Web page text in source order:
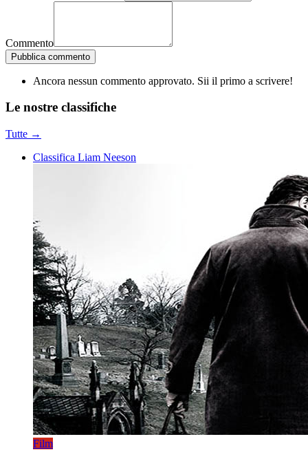
Commento
Pubblica commento
Ancora nessun commento approvato. Sii il primo a scrivere!
Le nostre classifiche
Tutte →
Classifica Liam Neeson
Film